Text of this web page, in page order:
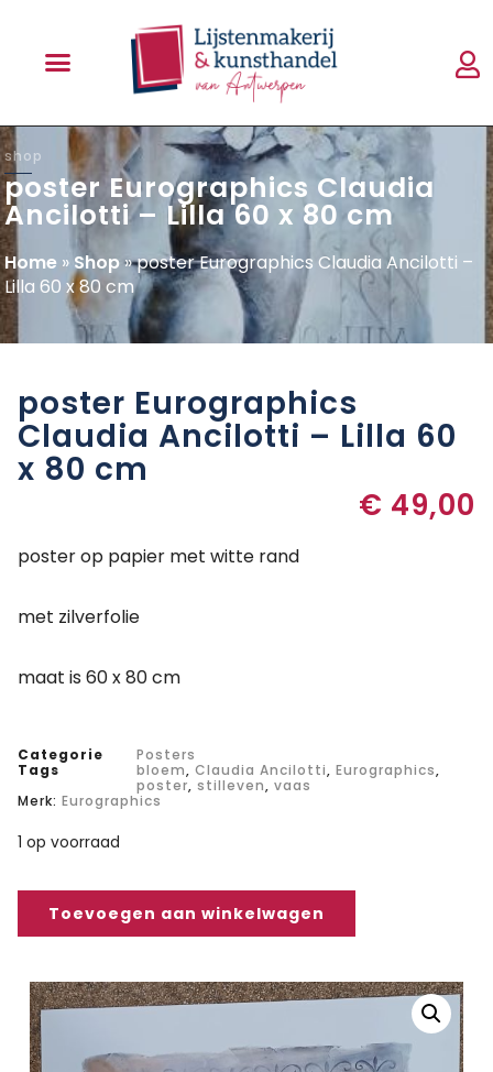
shop
poster Eurographics Claudia
Ancilotti – Lilla 60 x 80 cm
Home » Shop»poster Eurographics Claudia Ancilotti –
Lilla 60 x 80 cm
poster Eurographics
Claudia Ancilotti – Lilla 60
x 80 cm
€ 49,00
poster op papier met witte rand
met zilverfolie
maat is 60 x 80 cm
Categorie
Posters
Tags
bloem, Claudia Ancilotti, Eurographics,
poster, stilleven, vaas
Merk: Eurographics
1 op voorraad
Toevoegen aan winkelwagen